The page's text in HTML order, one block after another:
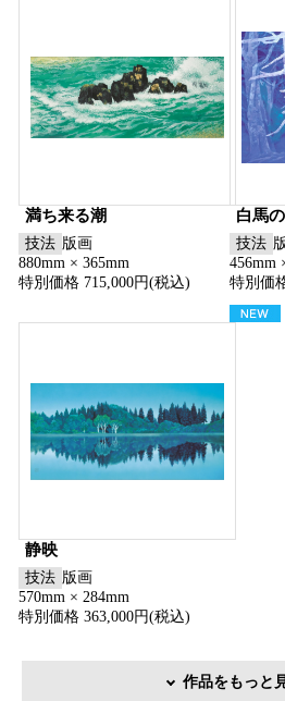
満ち来る潮
技法 版画
880mm × 365mm
特別価格 715,000円(税込)
白馬
技法
456mm
特別価
静映
技法 版画
570mm × 284mm
特別価格 363,000円(税込)
作品をもっと